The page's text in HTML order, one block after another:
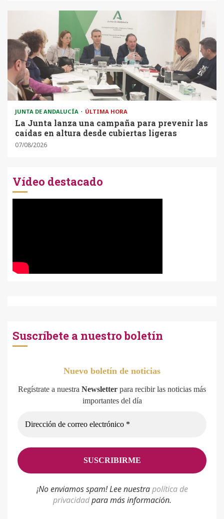
JUNTA DE ANDALUCÍA ÚLTIMA HORA
La Junta lanza una campaña para prevenir las
caídas en altura desde cubiertas ligeras
07/08/2026
Vídeo destacado
Suscríbete a nuestro boletín
Nuevo boletín de noticias
Regístrate a nuestra Newsletter para recibir las noticias más
importantes del día
¡No enviamos spam! Lee nuestrapolítica de
privacidadpara más información.